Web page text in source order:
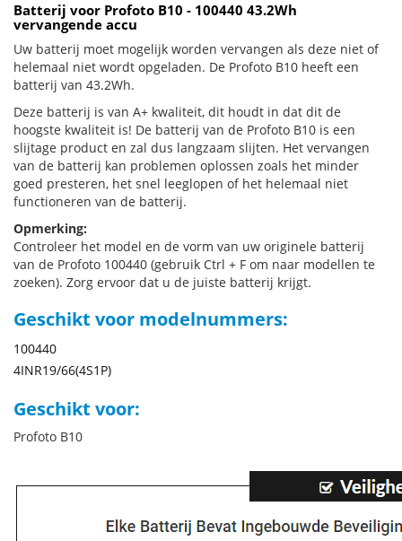
Batterij voor Profoto B10 - 100440 43.2Wh
vervangende accu
Uw batterij moet mogelijk worden vervangen als deze niet of
helemaal niet wordt opgeladen. De Profoto B10 heeft een
batterij van 43.2Wh.
Deze batterij is van A+ kwaliteit, dit houdt in dat dit de
hoogste kwaliteit is! De batterij van de Profoto B10 is een
slijtage product en zal dus langzaam slijten. Het vervangen
van de batterij kan problemen oplossen zoals het minder
goed presteren, het snel leeglopen of het helemaal niet
functioneren van de batterij.
Opmerking:
Controleer het model en de vorm van uw originele batterij
van de Profoto 100440 (gebruik Ctrl + F om naar modellen te
zoeken). Zorg ervoor dat u de juiste batterij krijgt.
Geschikt voor modelnummers:
100440
4INR19/66(4S1P)
Geschikt voor:
Profoto B10